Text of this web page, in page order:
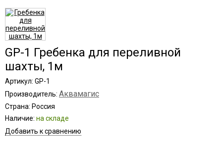
GP-1 Гребенка для переливной
шахты, 1м
Артикул: GP-1
Производитель: Аквамагис
Страна: Россия
Наличие: на складе
Добавить к сравнению